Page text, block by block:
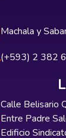
Machala y
(+593) 2 382
Calle Belisario
Entre Padre
Edificio